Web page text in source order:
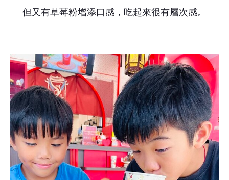
但又有草莓粉增添口感，吃起來很有層次感。